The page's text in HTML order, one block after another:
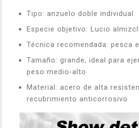
Tipo: anzuelo doble individual
Especie objetivo: Lucio
Técnica recomendada: pesca
Tamaño: grande, ideal para
peso medio‑alto
Material: acero de alta
recubrimiento anticorrosivo